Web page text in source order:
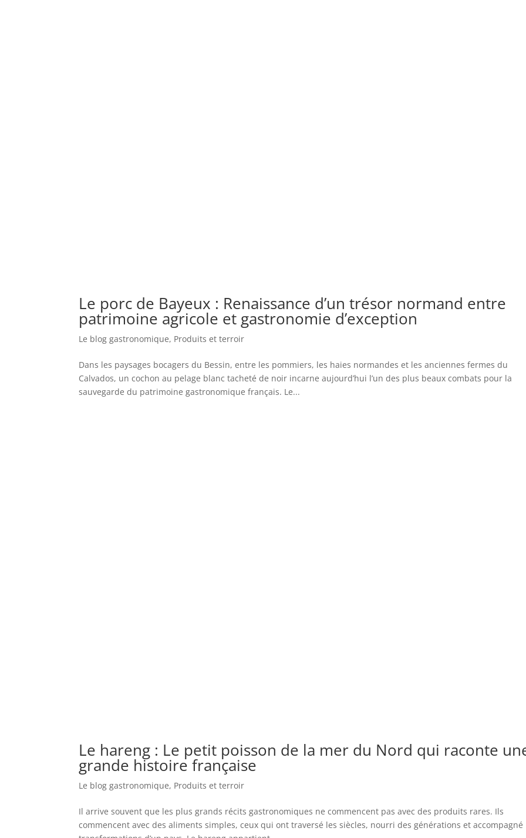
Le porc de Bayeux : Renaissance d’un trésor normand entre
patrimoine agricole et gastronomie d’exception
Le blog gastronomique, Produits et terroir
Dans les paysages bocagers du Bessin, entre les pommiers, les haies normandes et les anciennes fermes du
Calvados, un cochon au pelage blanc tacheté de noir incarne aujourd’hui l’un des plus beaux combats pour la
sauvegarde du patrimoine gastronomique français. Le...
Le hareng : Le petit poisson de la mer du Nord qui raconte
grande histoire française
Le blog gastronomique, Produits et terroir
Il arrive souvent que les plus grands récits gastronomiques ne commencent pas avec des produits rares. Ils
commencent avec des aliments simples, ceux qui ont traversé les siècles, nourri des générations et accompagné